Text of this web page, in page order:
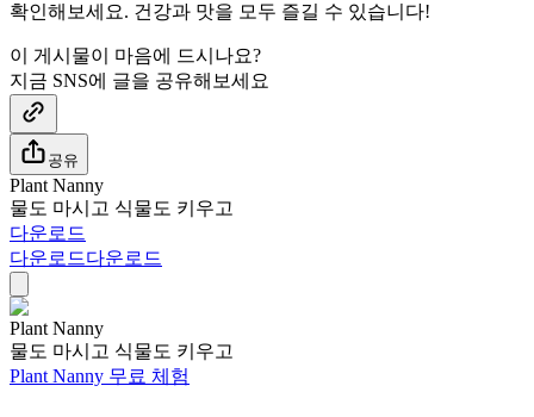
확인해보세요. 건강과 맛을 모두 즐길 수 있습니다!
이 게시물이 마음에 드시나요?
지금 SNS에 글을 공유해보세요
공유
Plant Nanny
물도 마시고 식물도 키우고
다운로드
다운로드다운로드
Plant Nanny
물도 마시고 식물도 키우고
Plant Nanny 무료 체험